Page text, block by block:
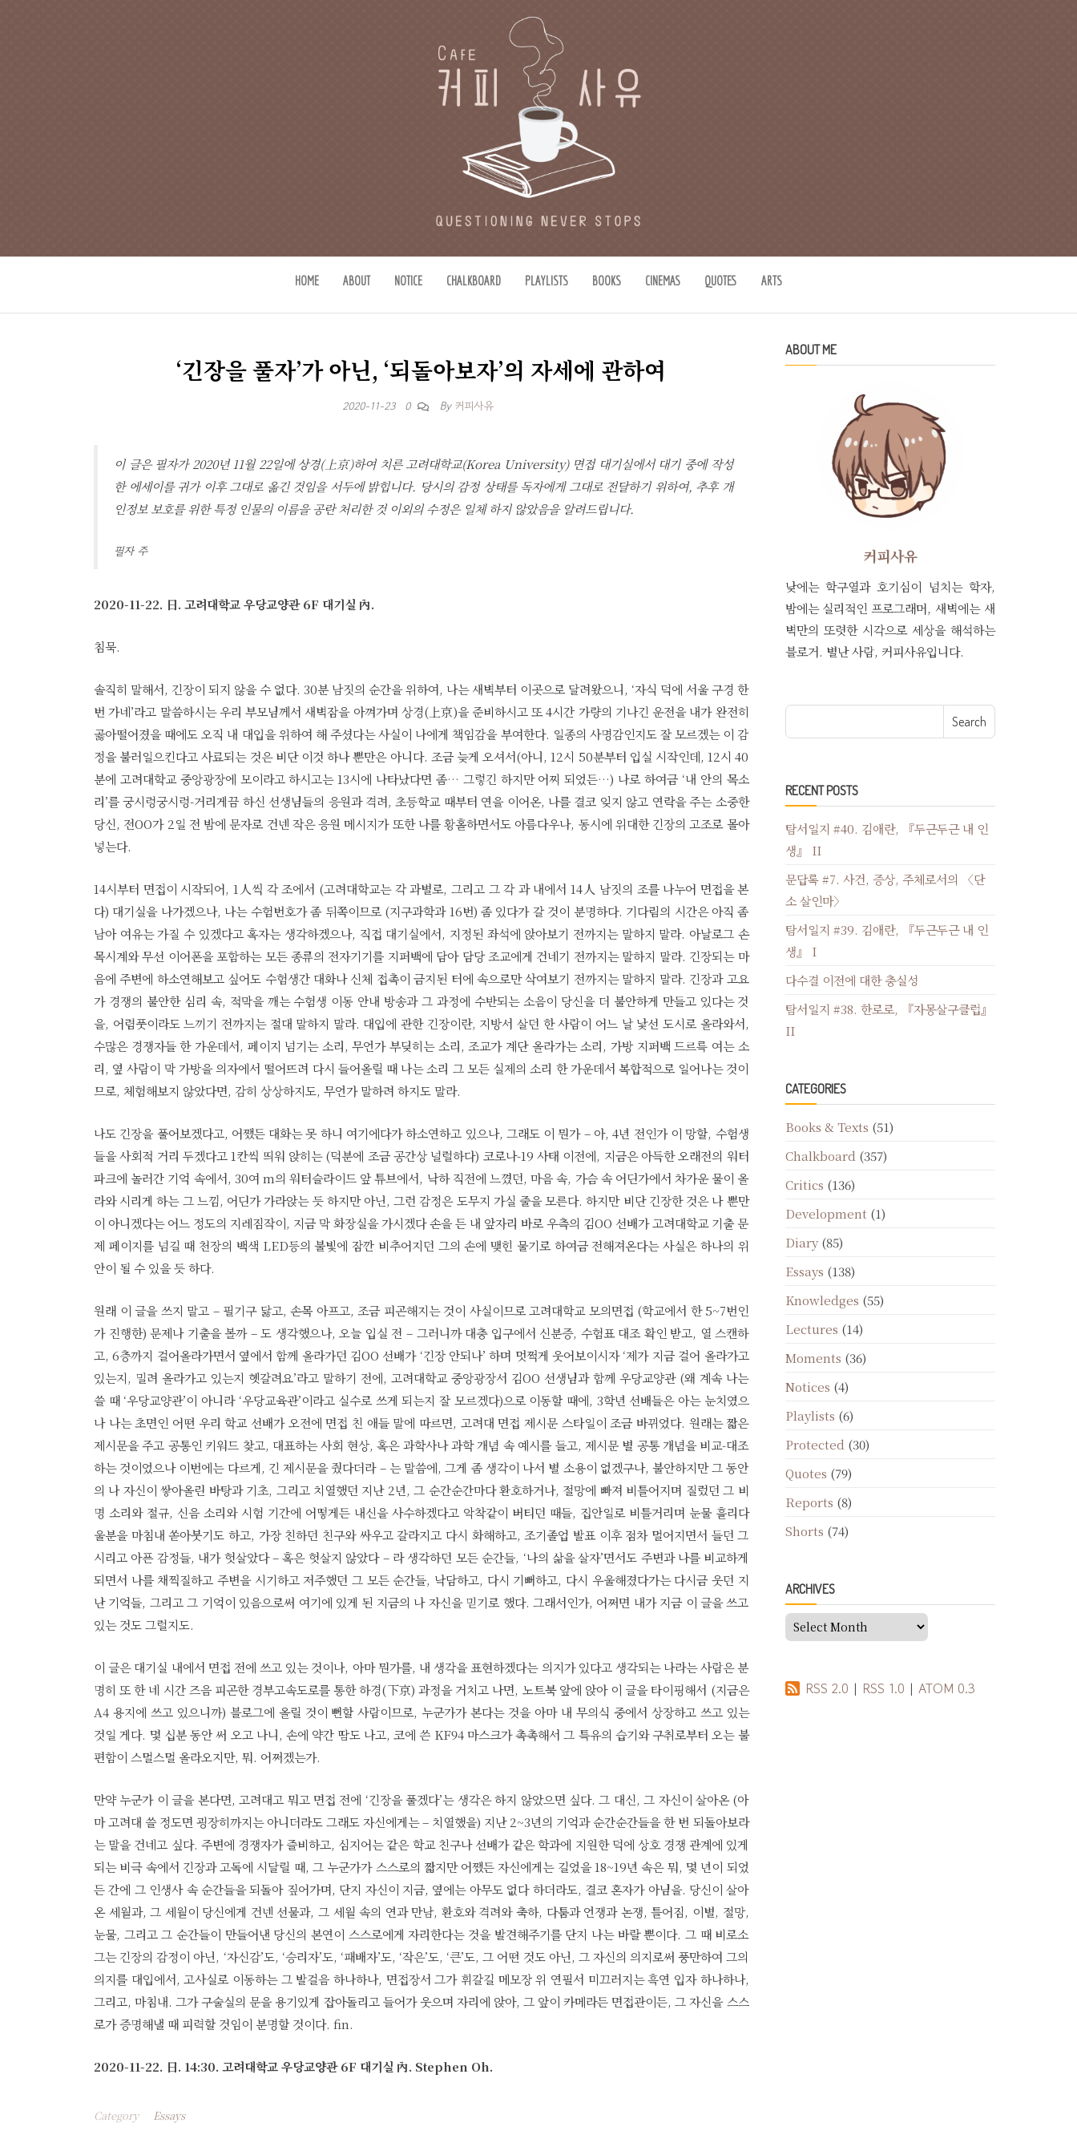
카페지기 커피사유의 커피와 사유(思惟)가 있는 공간.
HOME ABOUT NOTICE CHALKBOARD PLAYLISTS BOOKS CINEMAS QUOTES ARTS
‘긴장을 풀자’가 아닌, ‘되돌아보자’의 자세에 관하여
2020-11-23 0 By 커피사유
이 글은 필자가 2020년 11월 22일에 상경(上京)하여 치른 고려대학교(Korea University) 면접 대기실에서 대기 중에 작성
한 에세이를 귀가 이후 그대로 옮긴 것임을 서두에 밝힙니다. 당시의 감정 상태를 독자에게 그대로 전달하기 위하여, 추후 개
인정보 보호를 위한 특정 인물의 이름을 공란 처리한 것 이외의 수정은 일체 하지 않았음을 알려드립니다.
필자 주
2020-11-22. 日. 고려대학교 우당교양관 6F 대기실 內.
침묵.
솔직히 말해서, 긴장이 되지 않을 수 없다. 30분 남짓의 순간을 위하여, 나는 새벽부터 이곳으로 달려왔으니, ‘자식 덕에 서울 구경 한
번 가네’라고 말씀하시는 우리 부모님께서 새벽잠을 아껴가며 상경(上京)을 준비하시고 또 4시간 가량의 기나긴 운전을 내가 완전히
곯아떨어졌을 때에도 오직 내 대입을 위하여 해 주셨다는 사실이 나에게 책임감을 부여한다. 일종의 사명감인지도 잘 모르겠는 이 감
정을 불러일으킨다고 사료되는 것은 비단 이것 하나 뿐만은 아니다. 조금 늦게 오셔서(아니, 12시 50분부터 입실 시작인데, 12시 40
분에 고려대학교 중앙광장에 모이라고 하시고는 13시에 나타났다면 좀… 그렇긴 하지만 어찌 되었든…) 나로 하여금 ‘내 안의 목소
리’를 궁시렁궁시렁-거리게끔 하신 선생님들의 응원과 격려, 초등학교 때부터 연을 이어온, 나를 결코 잊지 않고 연락을 주는 소중한
당신, 전OO가 2일 전 밤에 문자로 건넨 작은 응원 메시지가 또한 나를 황홀하면서도 아름다우나, 동시에 위대한 긴장의 고조로 몰아
넣는다.
14시부터 면접이 시작되어, 1人씩 각 조에서 (고려대학교는 각 과별로, 그리고 그 각 과 내에서 14人 남짓의 조를 나누어 면접을 본
다) 대기실을 나가겠으나, 나는 수험번호가 좀 뒤쪽이므로 (지구과학과 16번) 좀 있다가 갈 것이 분명하다. 기다림의 시간은 아직 좀
남아 여유는 가질 수 있겠다고 혹자는 생각하겠으나, 직접 대기실에서, 지정된 좌석에 앉아보기 전까지는 말하지 말라. 아날로그 손
목시계와 무선 이어폰을 포함하는 모든 종류의 전자기기를 지퍼백에 담아 담당 조교에게 건네기 전까지는 말하지 말라. 긴장되는 마
음에 주변에 하소연해보고 싶어도 수험생간 대화나 신체 접촉이 금지된 터에 속으로만 삭여보기 전까지는 말하지 말라. 긴장과 고요
가 경쟁의 불안한 심리 속, 적막을 깨는 수험생 이동 안내 방송과 그 과정에 수반되는 소음이 당신을 더 불안하게 만들고 있다는 것
을, 어렴풋이라도 느끼기 전까지는 절대 말하지 말라. 대입에 관한 긴장이란, 지방서 살던 한 사람이 어느 날 낯선 도시로 올라와서,
수많은 경쟁자들 한 가운데서, 페이지 넘기는 소리, 무언가 부딪히는 소리, 조교가 계단 올라가는 소리, 가방 지퍼백 드르륵 여는 소
리, 옆 사람이 막 가방을 의자에서 떨어뜨려 다시 들어올릴 때 나는 소리 그 모든 실제의 소리 한 가운데서 복합적으로 일어나는 것이
므로, 체험해보지 않았다면, 감히 상상하지도, 무언가 말하려 하지도 말라.
나도 긴장을 풀어보겠다고, 어쨌든 대화는 못 하니 여기에다가 하소연하고 있으나, 그래도 이 뭔가 – 아, 4년 전인가 이 망할, 수험생
들을 사회적 거리 두겠다고 1칸씩 띄워 앉히는 (덕분에 조금 공간상 널럴하다) 코로나-19 사태 이전에, 지금은 아득한 오래전의 워터
파크에 놀러간 기억 속에서, 30여 m의 워터슬라이드 앞 튜브에서, 낙하 직전에 느꼈던, 마음 속, 가슴 속 어딘가에서 차가운 물이 올
라와 시리게 하는 그 느낌, 어딘가 가라앉는 듯 하지만 아닌, 그런 감정은 도무지 가실 줄을 모른다. 하지만 비단 긴장한 것은 나 뿐만
이 아니겠다는 어느 정도의 지레짐작이, 지금 막 화장실을 가시겠다 손을 든 내 앞자리 바로 우측의 김OO 선배가 고려대학교 기출 문
제 페이지를 넘길 때 천장의 백색 LED등의 불빛에 잠깐 비추어지던 그의 손에 맺힌 물기로 하여금 전해져온다는 사실은 하나의 위
안이 될 수 있을 듯 하다.
원래 이 글을 쓰지 말고 – 필기구 닳고, 손목 아프고, 조금 피곤해지는 것이 사실이므로 고려대학교 모의면접 (학교에서 한 5~7번인
가 진행한) 문제나 기출을 볼까 – 도 생각했으나, 오늘 입실 전 – 그러니까 대충 입구에서 신분증, 수험표 대조 확인 받고, 열 스캔하
고, 6층까지 걸어올라가면서 옆에서 함께 올라가던 김OO 선배가 ‘긴장 안되나’ 하며 멋쩍게 웃어보이시자 ‘제가 지금 걸어 올라가고
있는지, 밀려 올라가고 있는지 헷갈려요’라고 말하기 전에, 고려대학교 중앙광장서 김OO 선생님과 함께 우당교양관 (왜 계속 나는
쓸 때 ‘우당교양관’이 아니라 ‘우당교육관’이라고 실수로 쓰게 되는지 잘 모르겠다)으로 이동할 때에, 3학년 선배들은 아는 눈치였으
나 나는 초면인 어떤 우리 학교 선배가 오전에 면접 친 애들 말에 따르면, 고려대 면접 제시문 스타일이 조금 바뀌었다. 원래는 짧은
제시문을 주고 공통인 키워드 찾고, 대표하는 사회 현상, 혹은 과학사나 과학 개념 속 예시를 들고, 제시문 별 공통 개념을 비교-대조
하는 것이었으나 이번에는 다르게, 긴 제시문을 줬다더라 – 는 말씀에, 그게 좀 생각이 나서 별 소용이 없겠구나, 불안하지만 그 동안
의 나 자신이 쌓아올린 바탕과 기초, 그리고 치열했던 지난 2년, 그 순간순간마다 환호하거나, 절망에 빠져 비틀어지며 질렀던 그 비
명 소리와 절규, 신음 소리와 시험 기간에 어떻게든 내신을 사수하겠다고 악착같이 버티던 때들, 집안일로 비틀거리며 눈물 흘리다
울분을 마침내 쏟아붓기도 하고, 가장 친하던 친구와 싸우고 갈라지고 다시 화해하고, 조기졸업 발표 이후 점차 멀어지면서 들던 그
시리고 아픈 감정들, 내가 헛살았다 – 혹은 헛살지 않았다 – 라 생각하던 모든 순간들, ‘나의 삶을 살자’면서도 주변과 나를 비교하게
되면서 나를 채찍질하고 주변을 시기하고 저주했던 그 모든 순간들, 낙담하고, 다시 기뻐하고, 다시 우울해졌다가는 다시금 웃던 지
난 기억들, 그리고 그 기억이 있음으로써 여기에 있게 된 지금의 나 자신을 믿기로 했다. 그래서인가, 어쩌면 내가 지금 이 글을 쓰고
있는 것도 그럴지도.
이 글은 대기실 내에서 면접 전에 쓰고 있는 것이나, 아마 뭔가를, 내 생각을 표현하겠다는 의지가 있다고 생각되는 나라는 사람은 분
명히 또 한 네 시간 즈음 피곤한 경부고속도로를 통한 하경(下京) 과정을 거치고 나면, 노트북 앞에 앉아 이 글을 타이핑해서 (지금은
A4 용지에 쓰고 있으니까) 블로그에 올릴 것이 뻔할 사람이므로, 누군가가 본다는 것을 아마 내 무의식 중에서 상장하고 쓰고 있는
것일 게다. 몇 십분 동안 써 오고 나니, 손에 약간 땀도 나고, 코에 쓴 KF94 마스크가 촉촉해서 그 특유의 습기와 구취로부터 오는 불
편함이 스멀스멀 올라오지만, 뭐. 어쩌겠는가.
만약 누군가 이 글을 본다면, 고려대고 뭐고 면접 전에 ‘긴장을 풀겠다’는 생각은 하지 않았으면 싶다. 그 대신, 그 자신이 살아온 (아
마 고려대 쓸 정도면 굉장히까지는 아니더라도 그래도 자신에게는 – 치열했을) 지난 2~3년의 기억과 순간순간들을 한 번 되돌아보라
는 말을 건네고 싶다. 주변에 경쟁자가 즐비하고, 심지어는 같은 학교 친구나 선배가 같은 학과에 지원한 덕에 상호 경쟁 관계에 있게
되는 비극 속에서 긴장과 고독에 시달릴 때, 그 누군가가 스스로의 짧지만 어쨌든 자신에게는 길었을 18~19년 속은 뭐, 몇 년이 되었
든 간에 그 인생사 속 순간들을 되돌아 짚어가며, 단지 자신이 지금, 옆에는 아무도 없다 하더라도, 결코 혼자가 아님을. 당신이 살아
온 세월과, 그 세월이 당신에게 건넨 선물과, 그 세월 속의 연과 만남, 환호와 격려와 축하, 다툼과 언쟁과 논쟁, 틀어짐, 이별, 절망,
눈물, 그리고 그 순간들이 만들어낸 당신의 본연이 스스로에게 자리한다는 것을 발견해주기를 단지 나는 바랄 뿐이다. 그 때 비로소
그는 긴장의 감정이 아닌, ‘자신감’도, ‘승리자’도, ‘패배자’도, ‘작은’도, ‘큰’도, 그 어떤 것도 아닌, 그 자신의 의지로써 풍만하여 그의
의지를 대입에서, 고사실로 이동하는 그 발걸음 하나하나, 면접장서 그가 휘갈길 메모장 위 연필서 미끄러지는 흑연 입자 하나하나,
그리고, 마침내. 그가 구술실의 문을 용기있게 잡아돌리고 들어가 웃으며 자리에 앉아, 그 앞이 카메라든 면접관이든, 그 자신을 스스
로가 증명해낼 때 피력할 것임이 분명할 것이다. fin.
2020-11-22. 日. 14:30. 고려대학교 우당교양관 6F 대기실 內. Stephen Oh.
Category Essays
ABOUT ME
커피사유
낮에는 학구열과 호기심이 넘치는 학자,
밤에는 실리적인 프로그래머, 새벽에는 새
벽만의 또렷한 시각으로 세상을 해석하는
블로거. 별난 사람, 커피사유입니다.
RECENT POSTS
탐서일지 #40. 김애란, 『두근두근 내 인
생』 II
문답록 #7. 사건, 증상, 주체로서의 〈단
소 살인마〉
탐서일지 #39. 김애란, 『두근두근 내 인
생』 I
다수결 이전에 대한 충실성
탐서일지 #38. 한로로, 『자몽살구클럽』
II
CATEGORIES
Books & Texts (51)
Chalkboard (357)
Critics (136)
Development (1)
Diary(85)
Essays (138)
Knowledges (55)
Lectures (14)
Moments (36)
Notices (4)
Playlists (6)
Protected (30)
Quotes (79)
Reports (8)
Shorts (74)
ARCHIVES
Archives
RSS 2.0 | RSS 1.0 | ATOM 0.3